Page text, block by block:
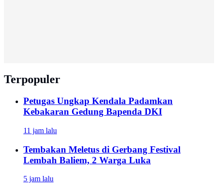
Terpopuler
Petugas Ungkap Kendala Padamkan
Kebakaran Gedung Bapenda DKI
11 jam lalu
Tembakan Meletus di Gerbang Festival
Lembah Baliem, 2 Warga Luka
5 jam lalu